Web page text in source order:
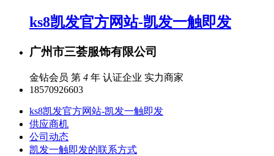
ks8凯发官方网站-凯发一触即发
广州市三荟服饰有限公司
金钻会员 第 4 年 认证企业 实力商家
18570926603
ks8凯发官方网站-凯发一触即发
供应商机
公司动态
凯发一触即发的联系方式